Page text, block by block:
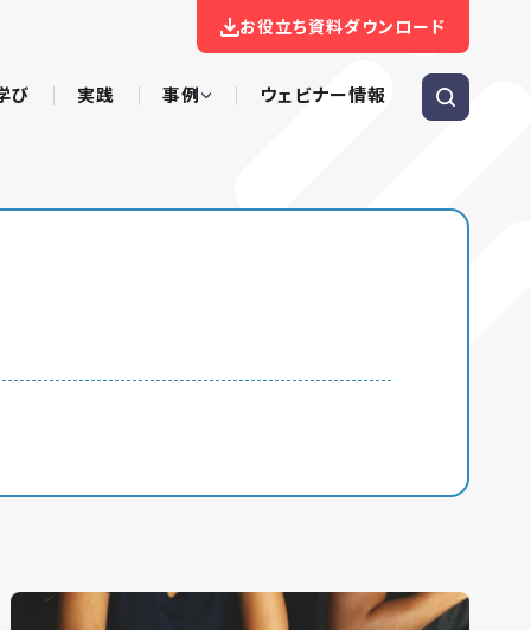
お役立ち資料ダウンロード
び 実践 事例 ウェビナー情報